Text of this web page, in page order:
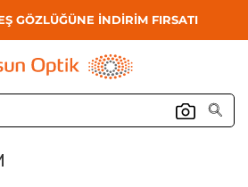
GÖZLÜĞÜNE İNDİRİM FIRSATI